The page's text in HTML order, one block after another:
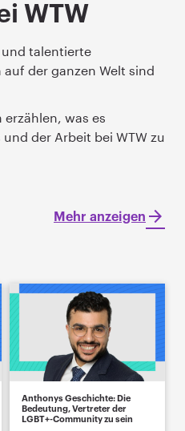
WTW
talentierte
der ganzen Welt sind
erzählen, was es
der Arbeit bei WTW zu
Mehr anzeigen
Anthonys Geschichte: Die
Bedeutung, Vertreter der
LGBT+-Community zu sein